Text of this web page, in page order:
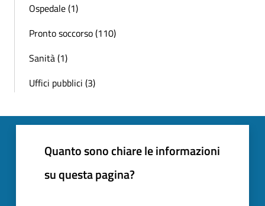
Ospedale (1)
Pronto soccorso (110)
Sanità (1)
Uffici pubblici (3)
Quanto sono chiare le informazioni
su questa pagina?